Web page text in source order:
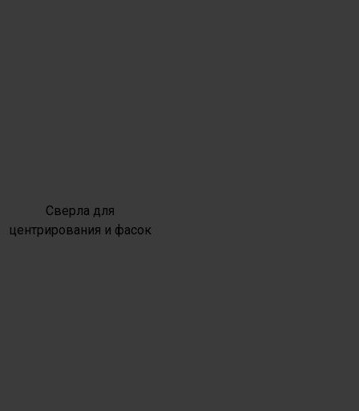
Сверла для
центрирования и фасок